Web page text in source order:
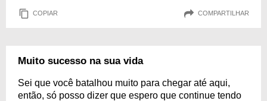
COPIAR COMPARTILHAR
Muito sucesso na sua vida
Sei que você batalhou muito para chegar até aqui,
então, só posso dizer que espero que continue tendo